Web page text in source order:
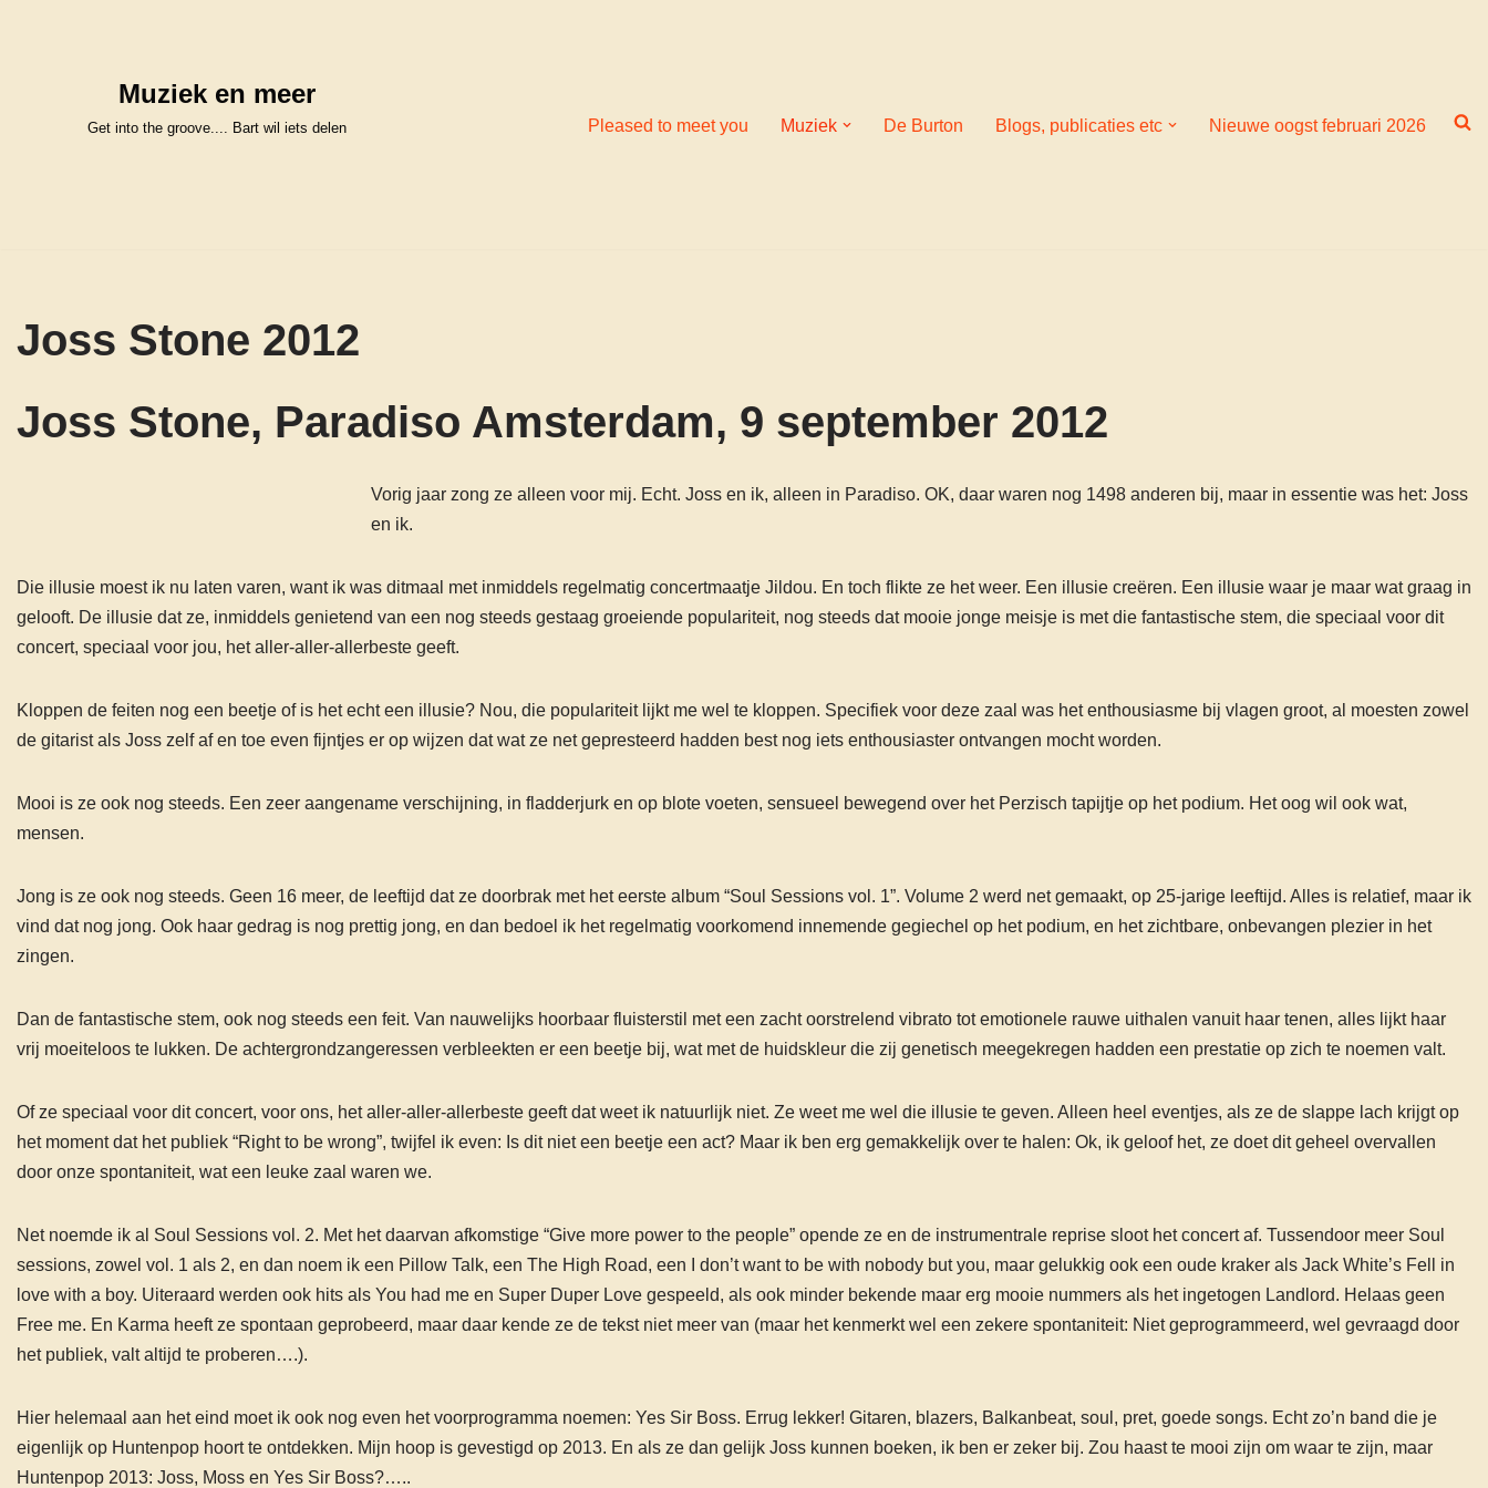
Muziek en meer
Get into the groove.... Bart wil iets delen Pleased to meet you Muziek De Burton Blogs, publicaties etc Nieuwe oogst februari 2026
Joss Stone 2012
Joss Stone, Paradiso Amsterdam, 9 september 2012
Vorig jaar zong ze alleen voor mij. Echt. Joss en ik, alleen in Paradiso. OK, daar waren nog 1498 anderen bij, maar in essentie was het: Joss
en ik.
Die illusie moest ik nu laten varen, want ik was ditmaal met inmiddels regelmatig concertmaatje Jildou. En toch flikte ze het weer. Een illusie creëren. Een illusie waar je maar wat graag in
gelooft. De illusie dat ze, inmiddels genietend van een nog steeds gestaag groeiende populariteit, nog steeds dat mooie jonge meisje is met die fantastische stem, die speciaal voor dit
concert, speciaal voor jou, het aller-aller-allerbeste geeft.
Kloppen de feiten nog een beetje of is het echt een illusie? Nou, die populariteit lijkt me wel te kloppen. Specifiek voor deze zaal was het enthousiasme bij vlagen groot, al moesten zowel
de gitarist als Joss zelf af en toe even fijntjes er op wijzen dat wat ze net gepresteerd hadden best nog iets enthousiaster ontvangen mocht worden.
Mooi is ze ook nog steeds. Een zeer aangename verschijning, in fladderjurk en op blote voeten, sensueel bewegend over het Perzisch tapijtje op het podium. Het oog wil ook wat,
mensen.
Jong is ze ook nog steeds. Geen 16 meer, de leeftijd dat ze doorbrak met het eerste album “Soul Sessions vol. 1”. Volume 2 werd net gemaakt, op 25-jarige leeftijd. Alles is relatief, maar ik
vind dat nog jong. Ook haar gedrag is nog prettig jong, en dan bedoel ik het regelmatig voorkomend innemende gegiechel op het podium, en het zichtbare, onbevangen plezier in het
zingen.
Dan de fantastische stem, ook nog steeds een feit. Van nauwelijks hoorbaar fluisterstil met een zacht oorstrelend vibrato tot emotionele rauwe uithalen vanuit haar tenen, alles lijkt haar
vrij moeiteloos te lukken. De achtergrondzangeressen verbleekten er een beetje bij, wat met de huidskleur die zij genetisch meegekregen hadden een prestatie op zich te noemen valt.
Of ze speciaal voor dit concert, voor ons, het aller-aller-allerbeste geeft dat weet ik natuurlijk niet. Ze weet me wel die illusie te geven. Alleen heel eventjes, als ze de slappe lach krijgt op
het moment dat het publiek “Right to be wrong”, twijfel ik even: Is dit niet een beetje een act? Maar ik ben erg gemakkelijk over te halen: Ok, ik geloof het, ze doet dit geheel overvallen
door onze spontaniteit, wat een leuke zaal waren we.
Net noemde ik al Soul Sessions vol. 2. Met het daarvan afkomstige “Give more power to the people” opende ze en de instrumentrale reprise sloot het concert af. Tussendoor meer Soul
sessions, zowel vol. 1 als 2, en dan noem ik een Pillow Talk, een The High Road, een I don’t want to be with nobody but you, maar gelukkig ook een oude kraker als Jack White’s Fell in
love with a boy. Uiteraard werden ook hits als You had me en Super Duper Love gespeeld, als ook minder bekende maar erg mooie nummers als het ingetogen Landlord. Helaas geen
Free me. En Karma heeft ze spontaan geprobeerd, maar daar kende ze de tekst niet meer van (maar het kenmerkt wel een zekere spontaniteit: Niet geprogrammeerd, wel gevraagd door
het publiek, valt altijd te proberen….).
Hier helemaal aan het eind moet ik ook nog even het voorprogramma noemen: Yes Sir Boss. Errug lekker! Gitaren, blazers, Balkanbeat, soul, pret, goede songs. Echt zo’n band die je
eigenlijk op Huntenpop hoort te ontdekken. Mijn hoop is gevestigd op 2013. En als ze dan gelijk Joss kunnen boeken, ik ben er zeker bij. Zou haast te mooi zijn om waar te zijn, maar
Huntenpop 2013: Joss, Moss en Yes Sir Boss?…..